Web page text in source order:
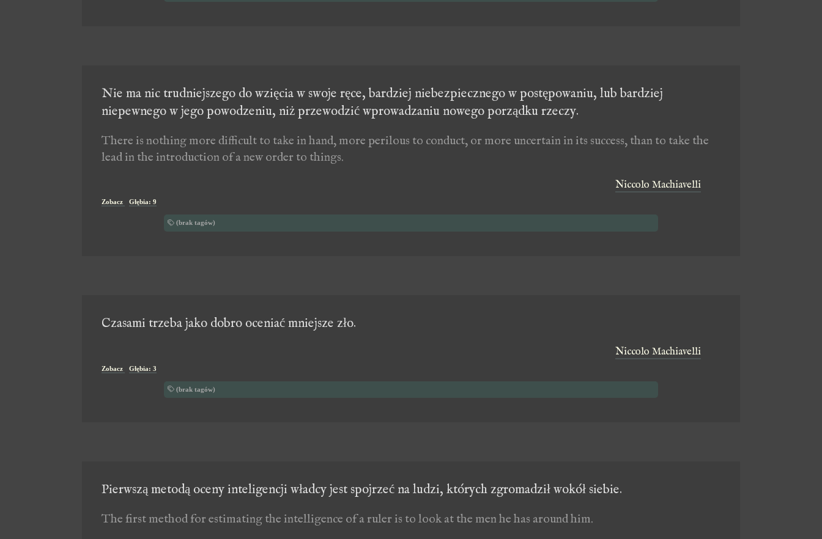
Nie ma nic trudniejszego do wzięcia w swoje ręce, bardziej niebezpiecznego w postępowaniu, lub bardziej
niepewnego w jego powodzeniu, niż przewodzić wprowadzaniu nowego porządku rzeczy.
There is nothing more difficult to take in hand, more perilous to conduct, or more uncertain in its success, than to take the
lead in the introduction of a new order to things.
Niccolo Machiavelli
Zobacz Głębia: 9
(brak tagów)
Czasami trzeba jako dobro oceniać mniejsze zło.
Niccolo Machiavelli
Zobacz Głębia: 3
(brak tagów)
Pierwszą metodą oceny inteligencji władcy jest spojrzeć na ludzi, których zgromadził wokół siebie.
The first method for estimating the intelligence of a ruler is to look at the men he has around him.